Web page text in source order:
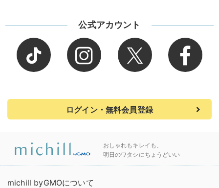
公式アカウント
ログイン・無料会員登録
おしゃれもキレイも、
明日のワタシにちょうどいい
michill byGMOについて